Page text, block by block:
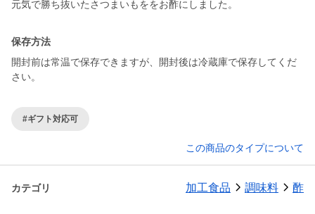
保存方法
開封前は常温で保存できますが、開封後は冷蔵庫で保存してくだ
さい。
#ギフト対応可
この商品のタイプについて
カテゴリ 加工食品 調味料 酢